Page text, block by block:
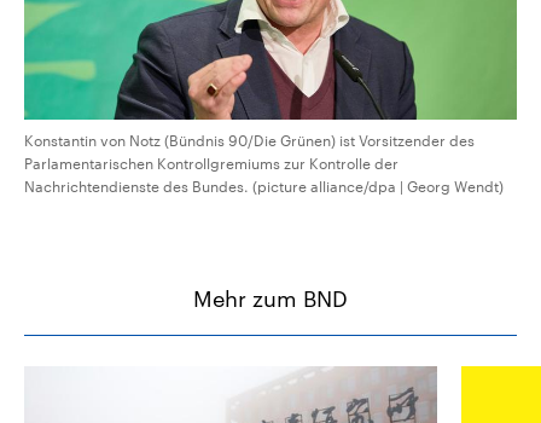
Konstantin von Notz (Bündnis 90/Die Grünen) ist Vorsitzender des
Parlamentarischen Kontrollgremiums zur Kontrolle der
Nachrichtendienste des Bundes. (picture alliance/dpa | Georg Wendt)
Mehr zum BND